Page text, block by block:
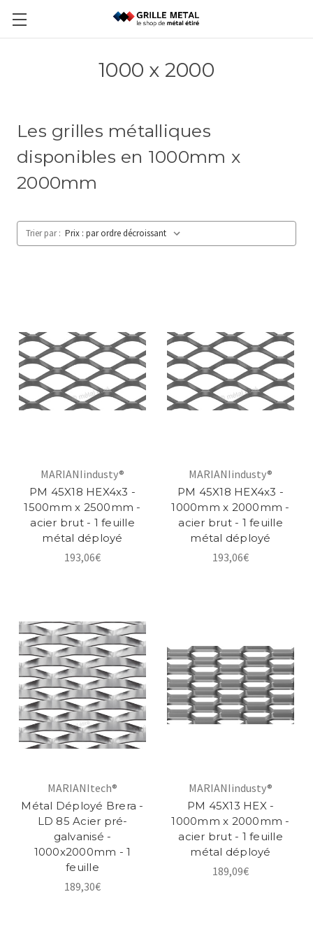
1000 x 2000
Les grilles métalliques
disponibles en 1000mm x
2000mm
Trier par :
MARIANIindusty®
PM 45X18 HEX4x3 -
1500mm x 2500mm -
acier brut - 1 feuille
métal déployé
193,06€
MARIANIindusty®
PM 45X18 HEX4x3 -
1000mm x 2000mm -
acier brut - 1 feuille
métal déployé
193,06€
MARIANItech®
Métal Déployé Brera -
LD 85 Acier pré-
galvanisé -
1000x2000mm - 1
feuille
189,30€
MARIANIindusty®
PM 45X13 HEX -
1000mm x 2000mm -
acier brut - 1 feuille
métal déployé
189,09€